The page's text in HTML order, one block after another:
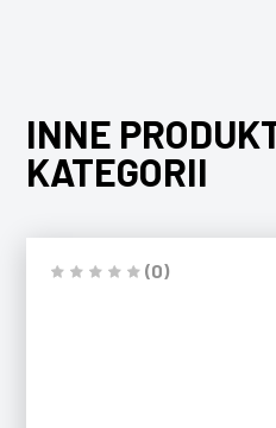
INNE
KATEGORII
(0)